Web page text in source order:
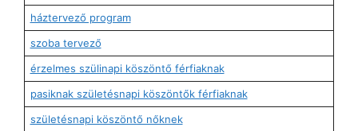
háztervező program
szoba tervező
érzelmes szülinapi köszöntő férfiaknak
pasiknak születésnapi köszöntők férfiaknak
születésnapi köszöntő nőknek